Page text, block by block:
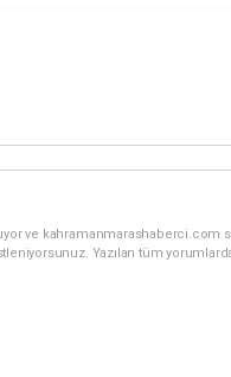
ve kahramanmarashaberci.com
Yazılan tüm